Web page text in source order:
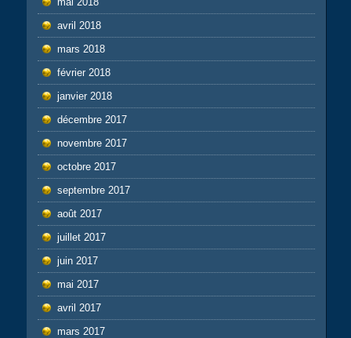
avril 2018
mars 2018
février 2018
janvier 2018
décembre 2017
novembre 2017
octobre 2017
septembre 2017
août 2017
juillet 2017
juin 2017
mai 2017
avril 2017
mars 2017